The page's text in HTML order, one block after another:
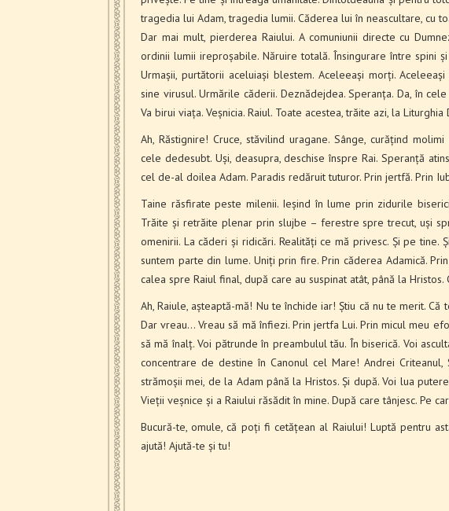
tragedia lui Adam, tragedia lumii. Căderea lui în neascultare, cu
Dar mai mult, pierderea Raiului. A comuniunii directe cu
ordinii lumii ireproșabile. Năruire totală. Însingurare între spini
Urmașii, purtătorii aceluiași blestem. Aceleeași morți.
sine virusul. Urmările căderii. Deznădejdea. Speranța. Da, în
Va birui viața. Veșnicia. Raiul. Toate acestea, trăite azi, la
Ah, Răstignire! Cruce, stăvilind uragane. Sânge, curățind
cele dedesubt. Uși, deasupra, deschise înspre Rai. Speranță
cel de-al doilea Adam. Paradis redăruit tuturor. Prin jertfă. Prin
Taine răsfirate peste milenii. Ieșind în lume prin zidurile
Trăite și retrăite plenar prin slujbe – ferestre spre trecut, uși
omenirii. La căderi și ridicări. Realități ce mă privesc. Și pe tine.
suntem parte din lume. Uniți prin fire. Prin căderea Adamică.
calea spre Raiul final, după care au suspinat atât, până la
Ah, Raiule, așteaptă-mă! Nu te închide iar! Știu că nu te merit.
Dar vreau… Vreau să mă înfiezi. Prin jertfa Lui. Prin micul meu
să mă înalț. Voi pătrunde în preambulul tău. În biserică. Voi
concentrare de destine în Canonul cel Mare! Andrei
strămoșii mei, de la Adam până la Hristos. Și după. Voi lua
Vieții veșnice și a Raiului răsădit în mine. După care tânjesc. Pe
Bucură-te, omule, că poți fi cetățean al Raiului! Luptă pentru
ajută! Ajută-te și tu!